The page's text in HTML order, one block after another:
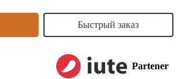
Быстрый заказ
Partener